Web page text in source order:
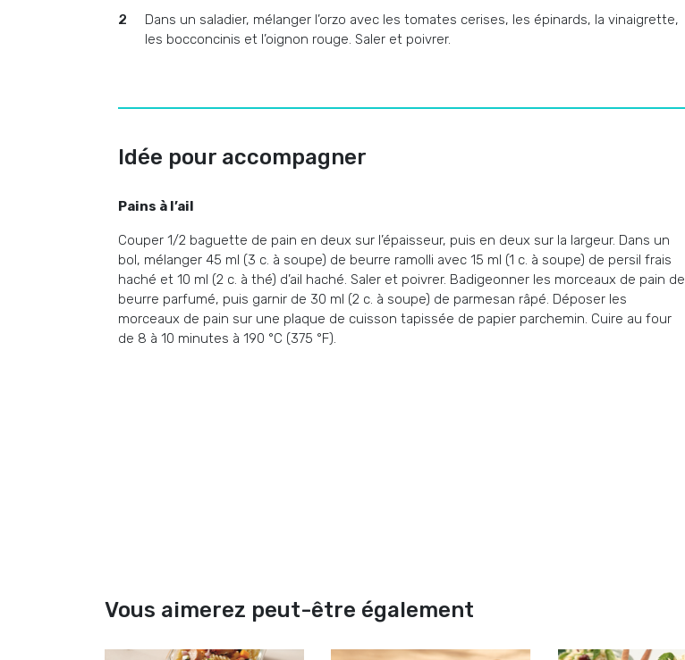
Dans un saladier, mélanger l’orzo avec les tomates cerises, les épinards, la vinaigrette,
les bocconcinis et l’oignon rouge. Saler et poivrer.
Idée pour accompagner
Pains à l’ail
Couper 1/2 baguette de pain en deux sur l’épaisseur, puis en deux sur la largeur. Dans un
bol, mélanger 45 ml (3 c. à soupe) de beurre ramolli avec 15 ml (1 c. à soupe) de persil frais
haché et 10 ml (2 c. à thé) d’ail haché. Saler et poivrer. Badigeonner les morceaux de pain de
beurre parfumé, puis garnir de 30 ml (2 c. à soupe) de parmesan râpé. Déposer les
morceaux de pain sur une plaque de cuisson tapissée de papier parchemin. Cuire au four
de 8 à 10 minutes à 190 °C (375 °F).
Vous aimerez peut-être également